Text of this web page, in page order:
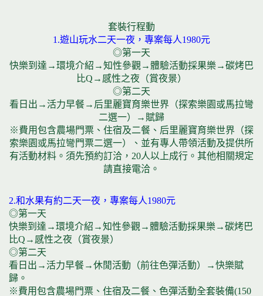
套裝行程動
1.遊山玩水二天一夜，專案每人1980元
◎第一天
快樂到達→環境介紹→知性參觀→體驗活動採果樂→碳烤巴
比Q→感性之夜（賞夜景）
◎第二天
看日出→活力早餐→后里麗寶育樂世界（探索樂園或馬拉彎
二選一）→賦歸
※費用包含農場門票、住宿及二餐、后里麗寶育樂世界（探
索樂園或馬拉彎門票二選一）、並有專人帶領活動及提供所
有活動材料。須先預約訂洽，20人以上成行。其他相關規定
請直接電洽。
2.和水果有約二天一夜，專案每人1980元
◎第一天
快樂到達→環境介紹→知性參觀→體驗活動採果樂→碳烤巴
比Q→感性之夜（賞夜景）
◎第二天
看日出→活力早餐→休閒活動（前往色彈活動）→快樂賦
歸。
※費用包含農場門票、住宿及二餐、色彈活動全套裝備(150